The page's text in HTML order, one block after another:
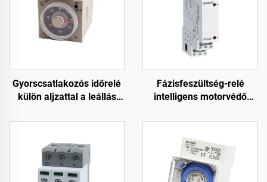
Gyorscsatlakozós időrelé
külön aljzattal a leállás
Fázisfeszültség-relé
intelligens motorvédő
fázishibás relé